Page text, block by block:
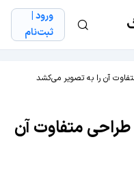
ورود |
ثبت‌نام
تصویر منتسب به iOS 18 طراحی متفاوت آن